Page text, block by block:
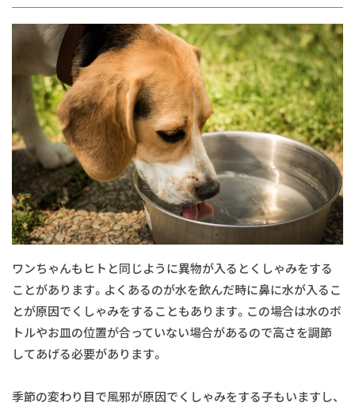
ワンちゃんもヒトと同じように異物が入るとくしゃみをする
ことがあります。よくあるのが水を飲んだ時に鼻に水が入るこ
とが原因でくしゃみをすることもあります。この場合は水のボ
トルやお皿の位置が合っていない場合があるので高さを調節
してあげる必要があります。
季節の変わり目で風邪が原因でくしゃみをする子もいますし、